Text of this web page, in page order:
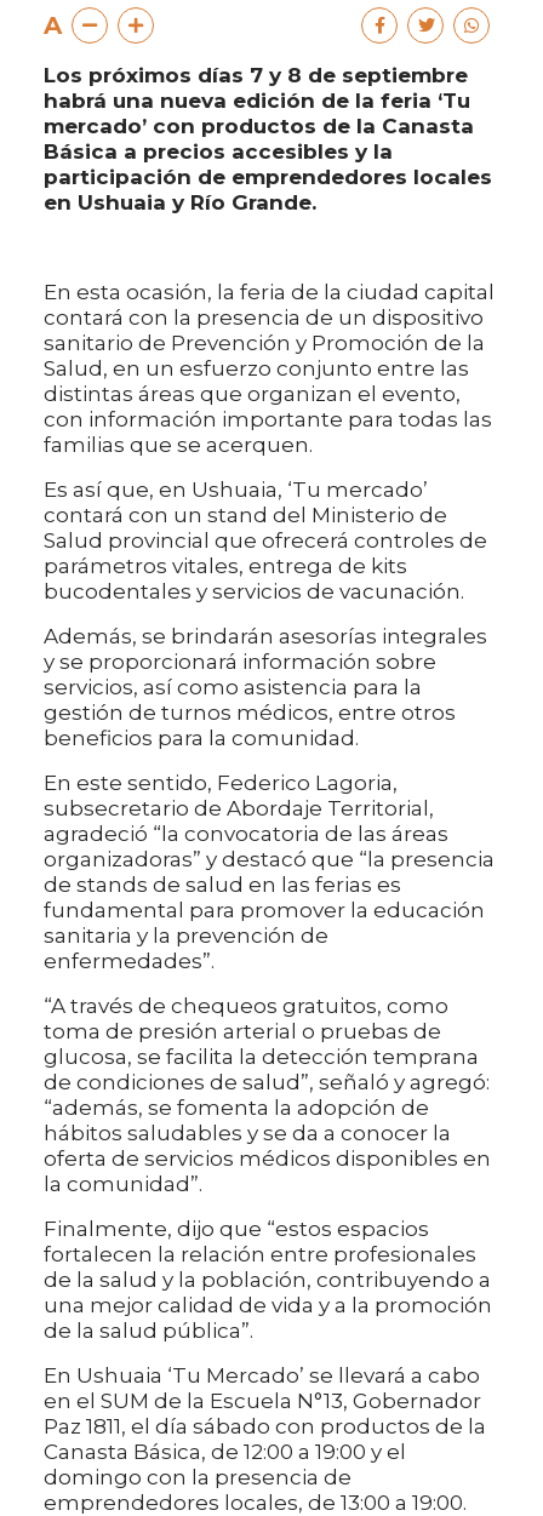
A
Los próximos días 7 y 8 de septiembre
habrá una nueva edición de la feria ‘Tu
mercado’ con productos de la Canasta
Básica a precios accesibles y la
participación de emprendedores locales
en Ushuaia y Río Grande.
En esta ocasión, la feria de la ciudad capital
contará con la presencia de un dispositivo
sanitario de Prevención y Promoción de la
Salud, en un esfuerzo conjunto entre las
distintas áreas que organizan el evento,
con información importante para todas las
familias que se acerquen.
Es así que, en Ushuaia, ‘Tu mercado’
contará con un stand del Ministerio de
Salud provincial que ofrecerá controles de
parámetros vitales, entrega de kits
bucodentales y servicios de vacunación.
Además, se brindarán asesorías integrales
y se proporcionará información sobre
servicios, así como asistencia para la
gestión de turnos médicos, entre otros
beneficios para la comunidad.
En este sentido, Federico Lagoria,
subsecretario de Abordaje Territorial,
agradeció “la convocatoria de las áreas
organizadoras” y destacó que “la presencia
de stands de salud en las ferias es
fundamental para promover la educación
sanitaria y la prevención de
enfermedades”.
“A través de chequeos gratuitos, como
toma de presión arterial o pruebas de
glucosa, se facilita la detección temprana
de condiciones de salud”, señaló y agregó:
“además, se fomenta la adopción de
hábitos saludables y se da a conocer la
oferta de servicios médicos disponibles en
la comunidad”.
Finalmente, dijo que “estos espacios
fortalecen la relación entre profesionales
de la salud y la población, contribuyendo a
una mejor calidad de vida y a la promoción
de la salud pública”.
En Ushuaia ‘Tu Mercado’ se llevará a cabo
en el SUM de la Escuela N°13, Gobernador
Paz 1811, el día sábado con productos de la
Canasta Básica, de 12:00 a 19:00 y el
domingo con la presencia de
emprendedores locales, de 13:00 a 19:00.